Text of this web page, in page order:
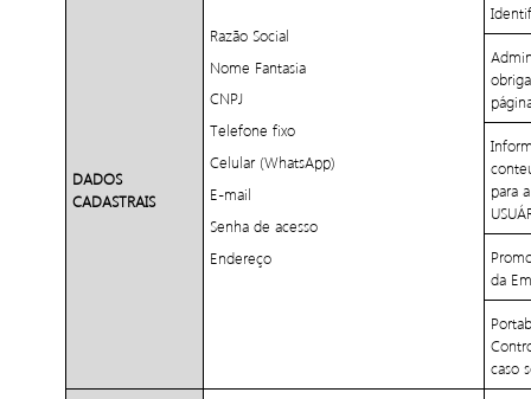
DADOS
CADASTRAIS
Razão Social
Nome Fantasia
CNPJ
Telefone fixo
Celular (WhatsApp)
E-mail
Senha de acesso
Endereço
para
da
caso